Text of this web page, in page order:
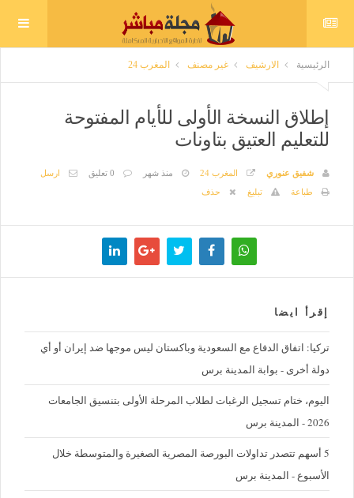
الرئيسية الارشيف غير مصنف المغرب 24
إطلاق النسخة الأولى للأيام المفتوحة
للتعليم العتيق بتاونات
شفيق عنوري المغرب 24 منذ شهر 0 تعليق
ارسل
طباعة
تبليغ حذف
إقرأ ايضا
تركيا: اتفاق الدفاع مع السعودية وباكستان ليس موجها ضد إيران أو أي
دولة أخرى - بوابة المدينة برس
اليوم، ختام تسجيل الرغبات لطلاب المرحلة الأولى بتنسيق الجامعات
2026 - المدينة برس
5 أسهم تتصدر تداولات البورصة المصرية الصغيرة والمتوسطة خلال
الأسبوع - المدينة برس